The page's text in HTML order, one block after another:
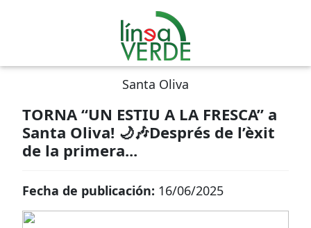
Santa Oliva
TORNA “UN ESTIU A LA FRESCA” a
Santa Oliva! 🌙🎶Després de l’èxit
de la primera...
Fecha de publicación: 16/06/2025